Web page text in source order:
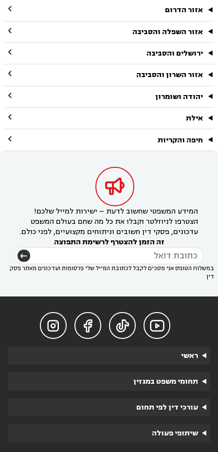
אזור הדרום 
אזור השפלה והסביבה 
ירושלים והסביבה 
אזור השרון והסביבה 
יהודה ושומרון 
אילת 
חיפה והקריות 

המידע המשפטי שחשוב לדעת – ישירות למייל שלכם!
הצטרפו לניוזלטר וקבלו את כל מה שחם בעולם המשפט
עדכונים, פסקי דין חשובים וניתוחים מקצועיים, לפני כולם.
זה הזמן להצטרף לרשימת התפוצה
במשלוח הטופס אני מסכים לקבל לכתובת המייל שלי פרסומות ועדכונים מאתר פסק
דין




ראשי
תחומי משפט במגזין
עורכי דין לפי תחום
שיתופי פעולה